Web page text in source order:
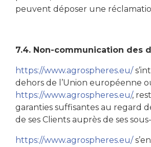
peuvent déposer une
7.4. Non-communication des
https://www.agrospheres.eu/
dehors de l’Union européenne
https://www.agrospheres.eu/,
garanties suffisantes au regard
de ses Clients auprès de ses
https://www.agrospheres.eu/